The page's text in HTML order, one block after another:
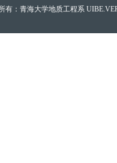
有：青海大学地质工程系